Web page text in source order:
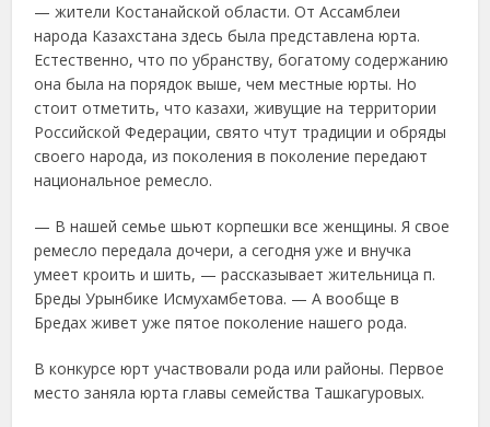
— жители Костанайской области. От Ассамблеи
народа Казахстана здесь была представлена юрта.
Естественно, что по убранству, богатому содержанию
она была на порядок выше, чем местные юрты. Но
стоит отметить, что казахи, живущие на территории
Российской Федерации, свято чтут традиции и обряды
своего народа, из поколения в поколение передают
национальное ремесло.
— В нашей семье шьют корпешки все женщины. Я свое
ремесло передала дочери, а сегодня уже и внучка
умеет кроить и шить, — рассказывает жительница п.
Бреды Урынбике Исмухамбетова. — А вообще в
Бредах живет уже пятое поколение нашего рода.
В конкурсе юрт участвовали рода или районы. Первое
место заняла юрта главы семейства Ташкагуровых.